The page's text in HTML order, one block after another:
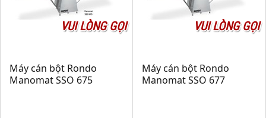
VUI LÒNG GỌI
Máy cán bột Rondo
Manomat SSO 675
VUI LÒNG GỌI
Máy cán bột Rondo
Manomat SSO 677